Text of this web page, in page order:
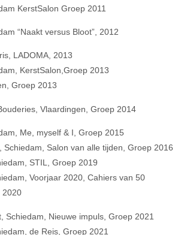
KerstSalon Groep 2011
“Naakt versus Bloot”, 2012
LADOMA, 2013
KerstSalon,Groep 2013
Groep 2013
Vlaardingen, Groep 2014
Me, myself & I, Groep 2015
Schiedam, Salon van alle tijden, Groep 2016
STIL, Groep 2019
Voorjaar 2020, Cahiers van 50
2020
Schiedam, Nieuwe impuls, Groep 2021
de Reis, Groep 2021